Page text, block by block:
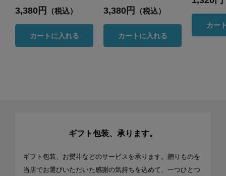
3,380円 （税込）
カートに入れる
3,380円 （税込）
カートに入れる
カー
ギフト包装、承ります。
ギフト包装、お熨斗などのサービスを承ります。贈りものを
当店でお選びいただいた感謝の気持ちを込めて、一つひとつ